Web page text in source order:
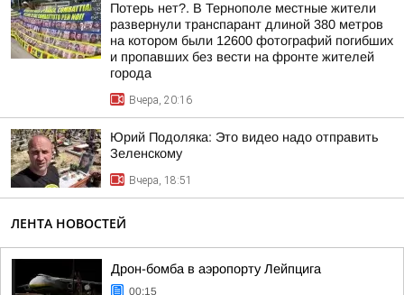
Потерь нет?. В Тернополе местные жители
развернули транспарант длиной 380 метров
на котором были 12600 фотографий погибших
и пропавших без вести на фронте жителей
города
Вчера, 20:16
Юрий Подоляка: Это видео надо отправить
Зеленскому
Вчера, 18:51
ЛЕНТА НОВОСТЕЙ
Дрон-бомба в аэропорту Лейпцига
00:15